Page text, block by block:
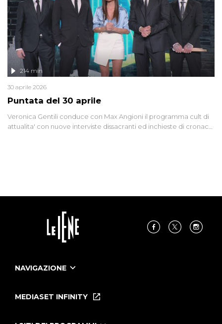
Puntata del 30 aprile
214 min
30 aprile 2026
Veronica Gentili conduce con Max Angioni il programma cult di
attualita' con nuove interviste dissacranti ed inchieste di cronaca
NAVIGAZIONE
Le Iene Presentano Inside
MEDIASET INFINITY